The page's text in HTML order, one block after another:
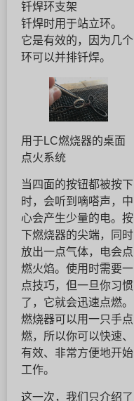
钎焊环支架
钎焊时用于站立环。
它是有效的，因为几个
环可以并排钎焊。
用于LC燃烧器的桌面
点火系统
当四面的按钮都被按下
时，会听到嘀嗒声，中
心会产生少量的电。按
下燃烧器的尖端，同时
放出一点气体，电会点
燃火焰。使用时需要一
点技巧，但一旦你习惯
了，它就会迅速点燃。
燃烧器可以用一只手点
燃，所以你可以快速、
有效、非常方便地开始
工作。
这一次，我们只介绍了